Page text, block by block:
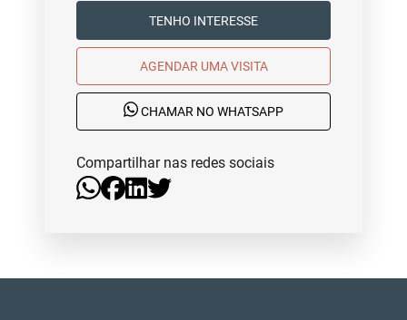
TENHO INTERESSE
AGENDAR UMA VISITA
CHAMAR NO WHATSAPP
Compartilhar nas redes sociais